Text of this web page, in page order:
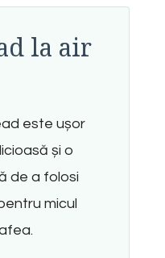
la air
este ușor
și o
de a folosi
micul